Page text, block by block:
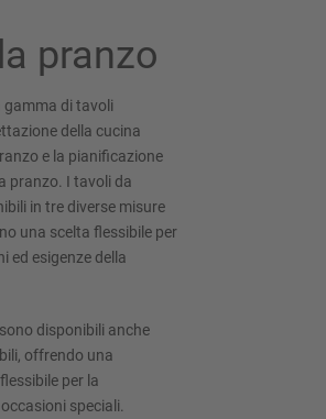
pranzo
gamma di tavoli
della cucina
e la pianificazione
pranzo. I tavoli da
in tre diverse misure
una scelta flessibile per
ed esigenze della
disponibili anche
offrendo una
per la
speciali.